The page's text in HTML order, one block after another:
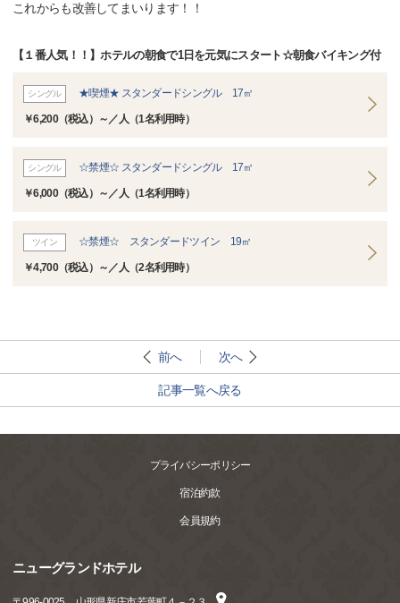
これからも改善してまいります！！
【１番人気！！】ホテルの朝食で1日を元気にスタート☆朝食バイキング付
シングル ★喫煙★ スタンダードシングル 17㎡
￥6,200（税込）～／人（1名利用時）
シングル ☆禁煙☆ スタンダードシングル 17㎡
￥6,000（税込）～／人（1名利用時）
ツイン ☆禁煙☆ スタンダードツイン 19㎡
￥4,700（税込）～／人（2名利用時）
前へ 次へ
記事一覧へ戻る
プライバシーポリシー
宿泊約款
会員規約
ニューグランドホテル